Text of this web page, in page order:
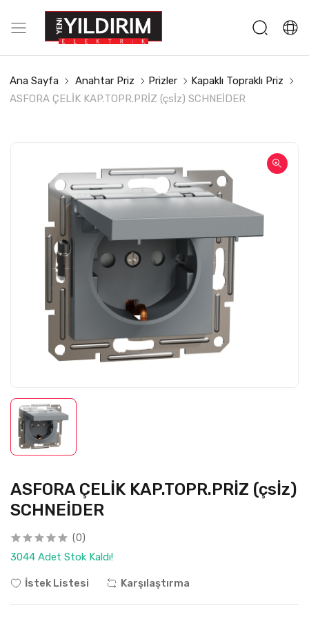
Ana Sayfa Anahtar Priz Prizler
Kapaklı Topraklı Priz
ASFORA ÇELİK KAP.TOPR.PRİZ (çsİz) SCHNEİDER
ASFORA ÇELİK KAP.TOPR.PRİZ (çsİz)
SCHNEİDER
(0)
3044 Adet Stok Kaldı!
İstek Listesi Karşılaştırma